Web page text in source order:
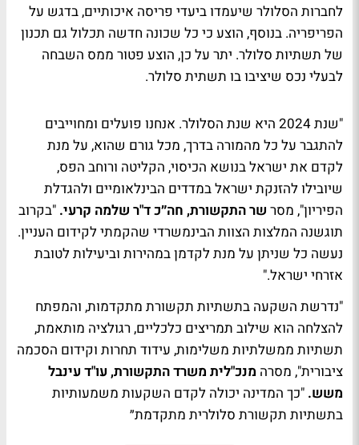
לחברות הסלולר שיעמדו ביעדי פריסה איכותיים, בדגש על
הפריפריה. בנוסף, הוצע כי כל שכונה חדשה תכלול גם תכנון
של תשתיות סלולר. יתר על כן, הוצע פטור ממס השבחה
לבעלי נכס שיציבו בו תשתית סלולר.
"שנת 2024 היא שנת הסלולר. אנחנו פועלים ומחוייבים
להתגבר על כל מהמורה בדרך, מכל גורם שהוא, על מנת
לקדם את ישראל בנושא הכיסוי, הקליטה ורוחב הפס,
שיובילו להזנקת ישראל במדדים הבינלאומיים ולהגדלת
הפיריון", מסר שר התקשורת, חה״כ ד"ר שלמה קרעי. "בקרוב
תוגשנה המלצות הצוות הבינמשרדי שהקמתי לקידום העניין.
נעשה כל שניתן על מנת לקדמן במהירות וביעילות לטובת
אזרחי ישראל."
"נדרשת השקעה בתשתיות תקשורת מתקדמות, והמפתח
להצלחה הוא שילוב תמריצים כלכליים, רגולציה מותאמת,
תשתיות ממשלתיות משלימות, עידוד תחרות וקידום הסכמה
ציבורית", מסרה מנכ"לית משרד התקשורת, עו"ד עינבל
משש. "כך המדינה יכולה לקדם השקעות משמעותיות
בתשתיות תקשורת סלולרית מתקדמת״